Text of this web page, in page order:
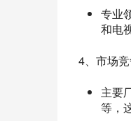
专业
和电
4、市场
主要
等，